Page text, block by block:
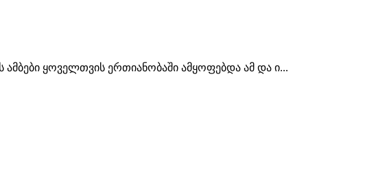
ყოველთვის ერთიანობაში ამყოფებდა ამ და ი...